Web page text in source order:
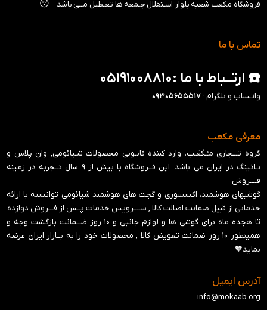
فروشگاه مکعب شعبه بلوار اسـتقلال جـمعه ها تعـطیل مــی باشد
😴
تماس با ما
☎️ ارتــباط با ما :05191008810
واتـساپ و تلگرام : ۰۹۳۰۵۶۵۵۵۱۷
معرفی مکعب
گروه تـــجاری مـُـکَعَـب، وارد کننده قانـونی محصولات شـیائومی, وان پلاس و
نـاثینگ در ایران می باشد. این فــروشگاه با بیش از ۹ سال تــجربه در زمینه
فــــروش
گوشیهای هوشمند، اکسسوری و گجت های هوشمند شیائومی توانسته با ارائه
خدماتی از قبیل ضمانت اصالت کالا , ســــرویس خدمات پــس از فـــروش دوازده
تا هجده ماه برای گوشی ها و لوازم جانبی و ‍۱۰ روز ضــمانت بازگشت وجه و
همینطور ۱۰ روز ضمانت تعویض کالا , محصولات خود را به بــازار ایران عرضه
نماید🧡
آدرس ایمیل
info@mokaab.org